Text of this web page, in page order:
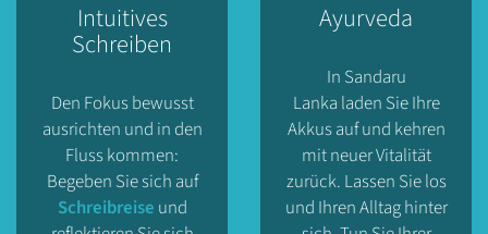
Intuitives
Schreiben
Den Fokus bewusst
ausrichten und in den
Fluss kommen:
Begeben Sie sich auf
Schreibreise und
Ayurveda
In Sandaru
Lanka laden Sie Ihre
Akkus auf und kehren
mit neuer Vitalität
zurück. Lassen Sie los
und Ihren Alltag hinter